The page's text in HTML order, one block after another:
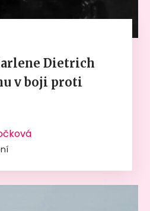
Dietrich
v boji proti